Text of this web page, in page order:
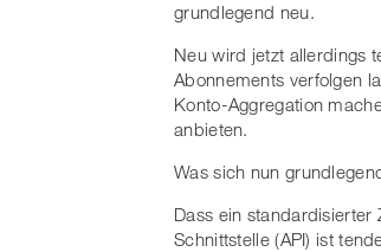
grundlegend neu.
Neu wird jetzt allerdings
Abonnements verfolgen
Konto-Aggregation
anbieten.
Was sich nun
Dass ein
Schnittstelle (API) ist